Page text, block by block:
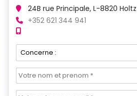
24B rue Principale, L-8820 Holtz
+352 621 344 941